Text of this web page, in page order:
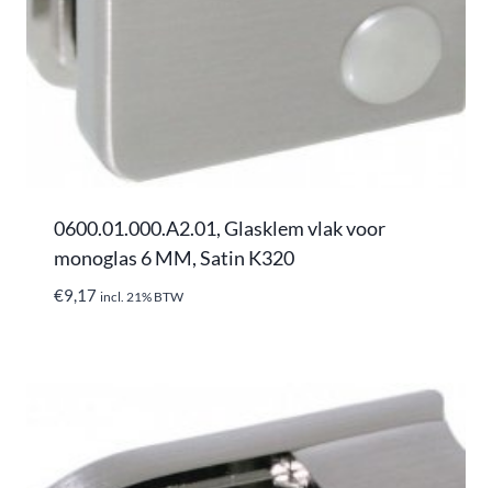
0600.01.000.A2.01, Glasklem vlak voor
monoglas 6 MM, Satin K320
€9,17 incl. 21% BTW